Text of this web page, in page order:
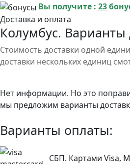
Вы получите : 23
Доставка и оплата
Колумбус. Варианты
Стоимость доставки одной
доставки нескольких единиц
Нет информации. Но это
мы предложим варианты
Варианты оплаты:
СБП. Картами Visa,